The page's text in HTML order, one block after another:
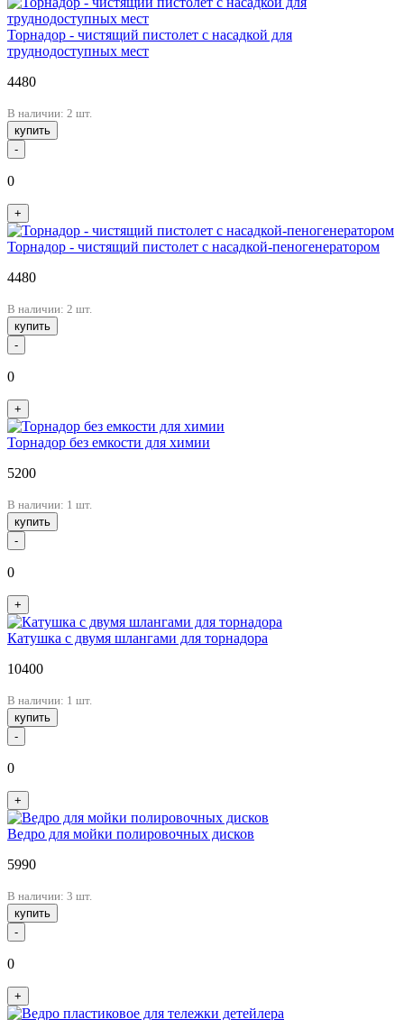
Торнадор - чистящий пистолет с насадкой для
труднодоступных мест
4480
В наличии: 2 шт.
купить
-
0
+
Торнадор - чистящий пистолет с насадкой-пеногенератором
4480
В наличии: 2 шт.
купить
-
0
+
Торнадор без емкости для химии
5200
В наличии: 1 шт.
купить
-
0
+
Катушка с двумя шлангами для торнадора
10400
В наличии: 1 шт.
купить
-
0
+
Ведро для мойки полировочных дисков
5990
В наличии: 3 шт.
купить
-
0
+